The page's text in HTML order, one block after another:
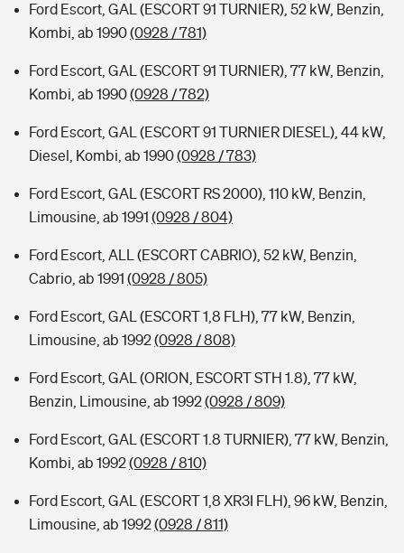
Ford Escort, GAL (ESCORT 91 TURNIER), 52 kW, Benzin,
Kombi, ab 1990(0928 / 781)
Ford Escort, GAL (ESCORT 91 TURNIER), 77 kW, Benzin,
Kombi, ab 1990(0928 / 782)
Ford Escort, GAL (ESCORT 91 TURNIER DIESEL), 44 kW,
Diesel, Kombi, ab 1990(0928 / 783)
Ford Escort, GAL (ESCORT RS 2000), 110 kW, Benzin,
Limousine, ab 1991 (0928 / 804)
Ford Escort, ALL (ESCORT CABRIO), 52 kW, Benzin,
Cabrio, ab 1991 (0928 / 805)
Ford Escort, GAL (ESCORT 1,8 FLH), 77 kW, Benzin,
Limousine, ab 1992(0928 / 808)
Ford Escort, GAL (ORION, ESCORT STH 1.8), 77 kW,
Benzin, Limousine, ab 1992(0928 / 809)
Ford Escort, GAL (ESCORT 1.8 TURNIER), 77 kW, Benzin,
Kombi, ab 1992(0928 / 810)
Ford Escort, GAL (ESCORT 1,8 XR3I FLH), 96 kW, Benzin,
Limousine, ab 1992(0928 / 811)